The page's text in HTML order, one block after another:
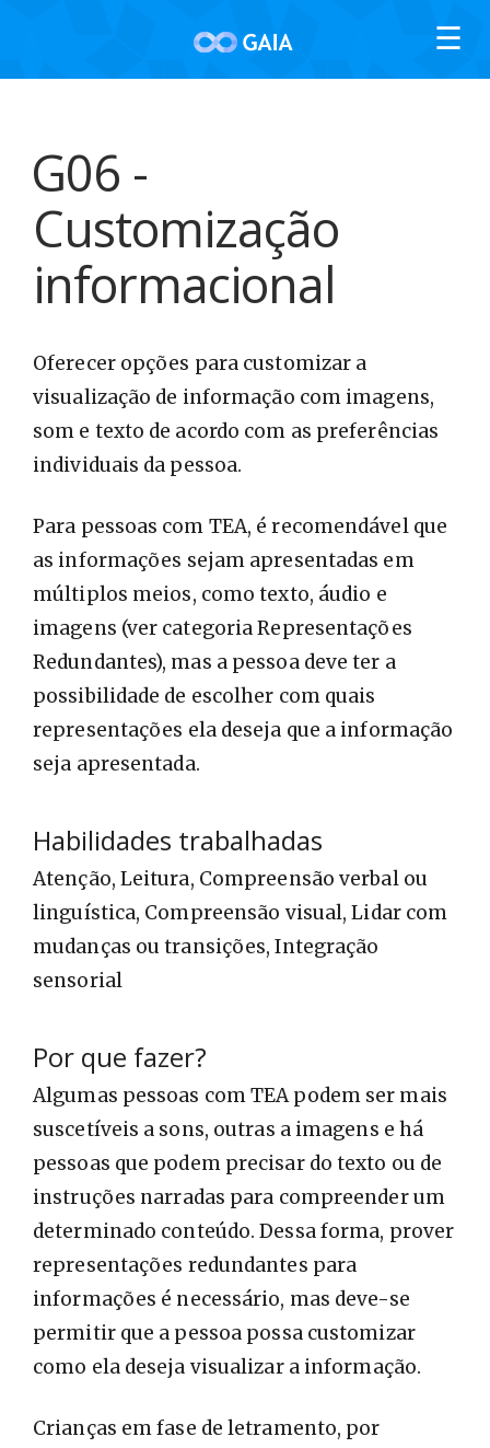
☰
G06 -
Customização
informacional
Oferecer opções para customizar a
visualização de informação com imagens,
som e texto de acordo com as preferências
individuais da pessoa.
Para pessoas com TEA, é recomendável que
as informações sejam apresentadas em
múltiplos meios, como texto, áudio e
imagens (ver categoria Representações
Redundantes), mas a pessoa deve ter a
possibilidade de escolher com quais
representações ela deseja que a informação
seja apresentada.
Habilidades trabalhadas
Atenção, Leitura, Compreensão verbal ou
linguística, Compreensão visual, Lidar com
mudanças ou transições, Integração
sensorial
Por que fazer?
Algumas pessoas com TEA podem ser mais
suscetíveis a sons, outras a imagens e há
pessoas que podem precisar do texto ou de
instruções narradas para compreender um
determinado conteúdo. Dessa forma, prover
representações redundantes para
informações é necessário, mas deve-se
permitir que a pessoa possa customizar
como ela deseja visualizar a informação.
Crianças em fase de letramento, por
Twitter